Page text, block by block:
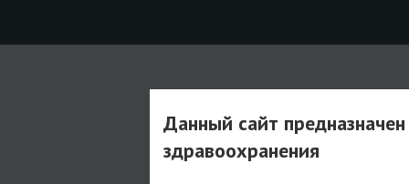
Данный сайт
здравоохранения